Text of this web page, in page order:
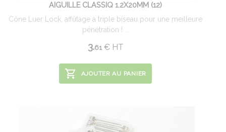
AIGUILLE CLASSIQ 1.2X20MM (12)
Cône Luer Lock, affûtage à triple biseau pour une meilleure
pénétration ! ...
3.61 €HT
AJOUTER AU PANIER